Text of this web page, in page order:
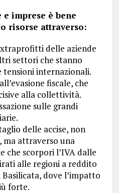
imprese è bene
risorse attraverso:
delle aziende
settori che stanno
tensioni internazionali.
fiscale, che
alla collettività.
sulle grandi
delle accise, non
ma attraverso una
scorpori l’IVA dalle
alle regioni a reddito
Basilicata, dove l’impatto
forte.